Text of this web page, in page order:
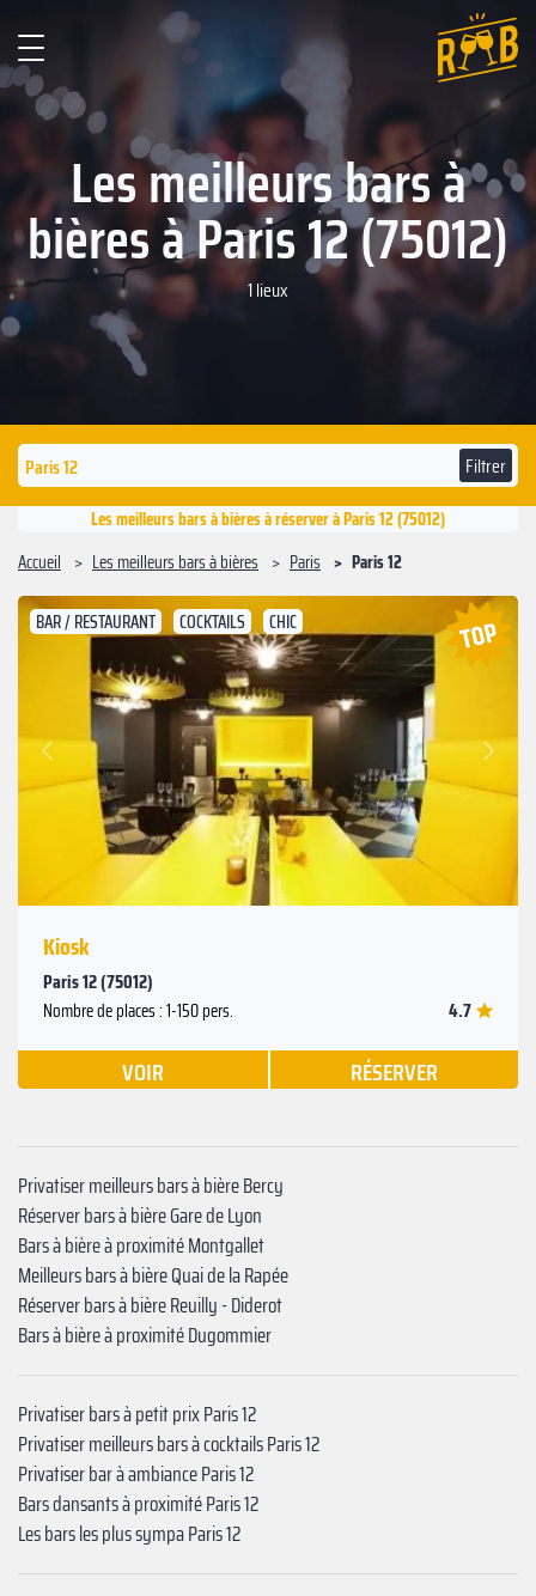
Les meilleurs bars à
bières à Paris 12 (75012)
1 lieux
Filtrer
Les meilleurs bars à bières à réserver à Paris 12 (75012)
Accueil
Les meilleurs bars à bières Paris Paris 12
BAR / RESTAURANT COCKTAILS CHIC
Précédent
Suivant
Kiosk
Paris 12 (75012)
Nombre de places : 1-150 pers. 4.7
VOIR RÉSERVER
Privatiser meilleurs bars à bière Bercy
Réserver bars à bière Gare de Lyon
Bars à bière à proximité Montgallet
Meilleurs bars à bière Quai de la Rapée
Réserver bars à bière Reuilly - Diderot
Bars à bière à proximité ‍Dugommier
Privatiser bars à petit prix Paris 12
Privatiser meilleurs bars à cocktails Paris 12
Privatiser bar à ambiance Paris 12
Bars dansants à proximité Paris 12
Les bars les plus sympa Paris 12